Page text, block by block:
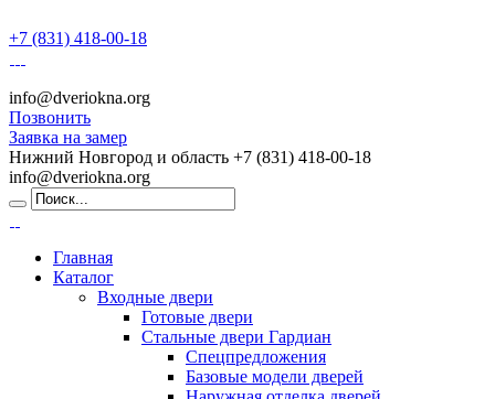
+7 (831) 418-00-18
info@dveriokna.org
Позвонить
Заявка на замер
Нижний Новгород и область +7 (831) 418-00-18
info@dveriokna.org
Главная
Каталог
Входные двери
Готовые двери
Стальные двери Гардиан
Спецпредложения
Базовые модели дверей